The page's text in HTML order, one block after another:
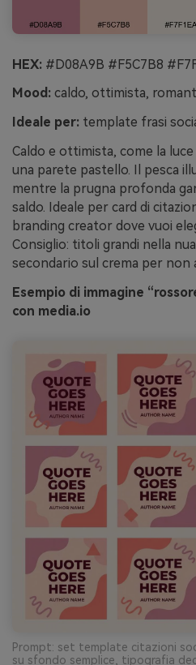
HEX: #D08A9B #F5C7B8
Mood: caldo, ottimista,
Ideale per: template frasi
Caldo e ottimista, come la
una parete pastello. Il pesca
mentre la prugna profonda
saldo. Ideale per card di
branding creator dove vuoi
Consiglio: titoli grandi nella
secondario sul crema per non
Esempio di immagine
con media.io
Prompt: set template citazioni
su sfondo semplice, tipografia